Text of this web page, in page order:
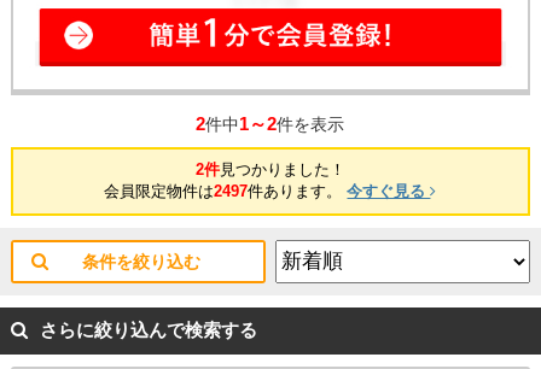
2件中1～2件を表示
2件見つかりました！
会員限定物件は2497件あります。今すぐ見る
条件を絞り込む
さらに絞り込んで検索する